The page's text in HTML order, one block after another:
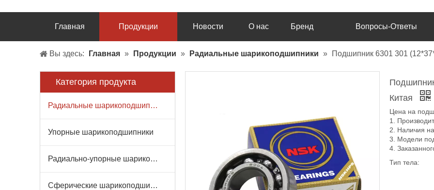
Главная Продукции Новости О нас Бренд Вопросы-Ответы
Вы здесь: Главная » Продукции » Радиальные шарикоподшипники » Подшипник 6301 301
Категория продукта
Радиальные шарикоподшипники
Упорные шарикоподшипники
Радиально-упорные шарикоподшипники
Сферические шарикоподшипники
Китая
Цена на
1.
2. Наличия
3. Модели
4.
Тип тела: